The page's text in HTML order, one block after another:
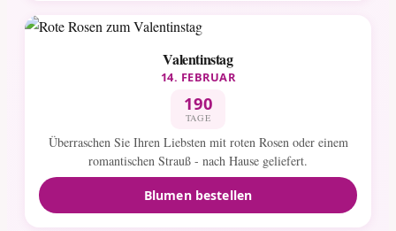
Valentinstag
14. FEBRUAR
190
TAGE
Überraschen Sie Ihren Liebsten mit roten Rosen oder einem
romantischen Strauß - nach Hause geliefert.
Blumen bestellen